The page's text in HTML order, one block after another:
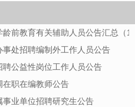
前教育有关辅助人员公告汇总（
处招聘编制外工作人员公告
公益性岗位工作人员公告
职在编教师公告
业单位招聘研究生公告